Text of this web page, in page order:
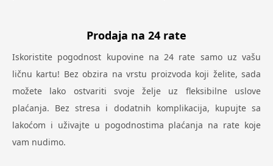
Prodaja na 24 rate
Iskoristite pogodnost kupovine na 24 rate samo uz vašu
ličnu kartu! Bez obzira na vrstu proizvoda koji želite, sada
možete lako ostvariti svoje želje uz fleksibilne uslove
plaćanja. Bez stresa i dodatnih komplikacija, kupujte sa
lakoćom i uživajte u pogodnostima plaćanja na rate koje
vam nudimo.